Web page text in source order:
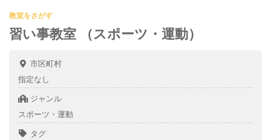
教室をさがす
習い事教室 （スポーツ・運動）
市区町村
指定なし
ジャンル
スポーツ・運動
タグ